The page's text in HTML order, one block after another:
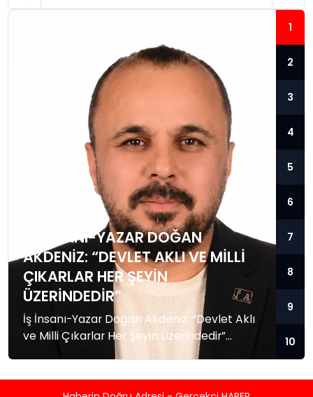
İŞ İNSANI-YAZAR DOĞAN
AKDENIZ: “DEVLET AKLI VE MILLI
ÇIKARLAR HER ŞEYIN
ÜZERINDEDIR”
İş İnsanı-Yazar Doğan Akdeniz: “Devlet Aklı
ve Milli Çıkarlar Her Şeyin Üzerindedir”
Küresel güç dengelerinin hızla değiştiği,
1
2
3
4
5
6
7
8
9
10